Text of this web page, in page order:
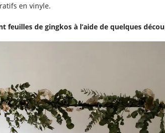
en vinyle.
feuilles de gingkos à l’aide de quelques